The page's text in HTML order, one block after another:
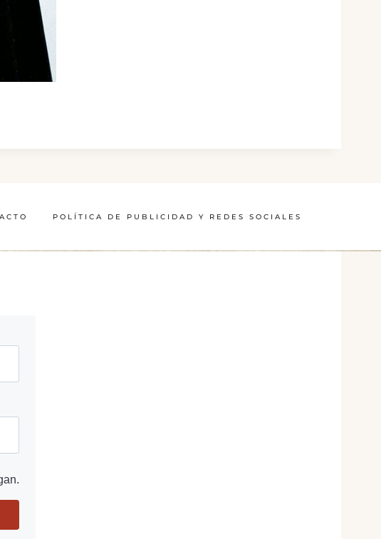
POLÍTICA DE PUBLICIDAD Y REDES SOCIALES